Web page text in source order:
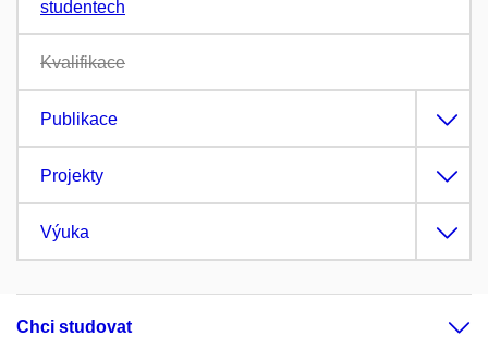
studentech
Kvalifikace
Publikace
Projekty
Výuka
Chci studovat